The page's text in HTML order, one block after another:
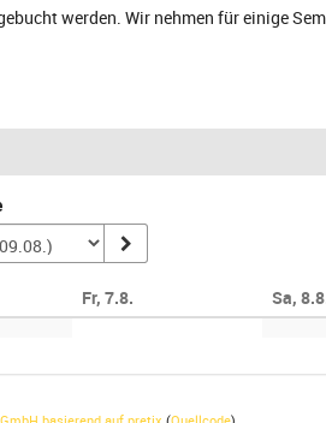
werden. Wir nehmen für einige
Fr, 7.8. Sa,